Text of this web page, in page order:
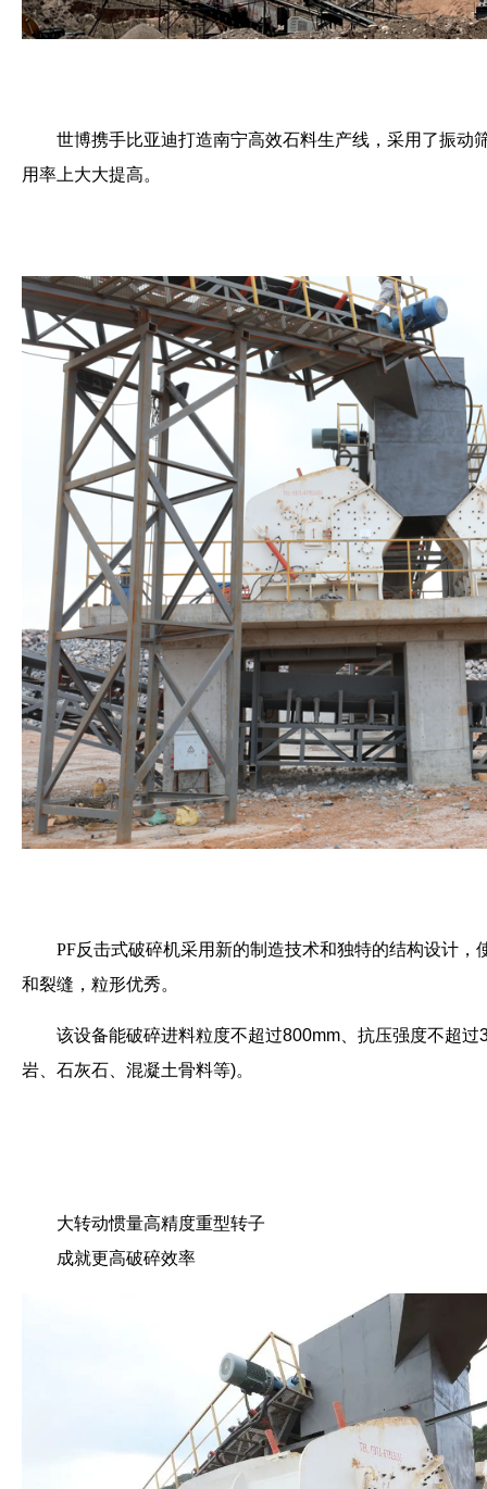
世博携手比亚迪打造南宁高效石料生产线 ，采用了振动
用率上大大提高。
PF反击式破碎机采用新的制造技术和独特的结构设计
和裂缝，粒形优秀。
该设备能破碎进料粒度不超过800mm、抗压强度不超
岩、石灰石、混凝土骨料等)。
大转动惯量高精度重型转子
成就更高破碎效率